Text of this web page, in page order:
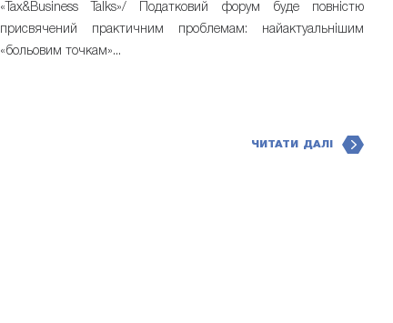
«Tax&Business Talks»/ Податковий форум буде повністю
присвячений практичним проблемам: найактуальнішим
«больовим точкам»...
ЧИТАТИ ДАЛІ